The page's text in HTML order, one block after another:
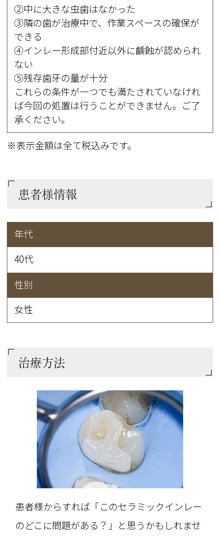
②中に大きな虫歯はなかった
③隣の歯が治療中で、作業スペースの確保が
できる
④インレー形成部付近以外に齲蝕が認められ
ない
➄残存歯牙の量が十分
これらの条件が一つでも満たされていなけれ
ば今回の処置は行うことができません。ご了
承ください。
※表示金額は全て税込みです。
患者様情報
年代
40代
性別
女性
治療方法
患者様からすれば「このセラミックインレー
のどこに問題がある？」と思うかもしれませ